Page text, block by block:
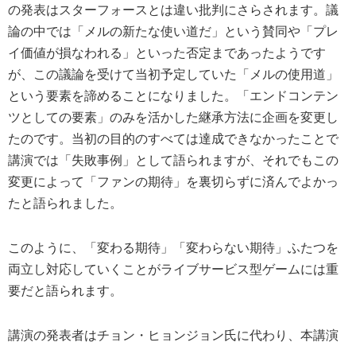
の発表はスターフォースとは違い批判にさらされます。議
論の中では「メルの新たな使い道だ」という賛同や「プレ
イ価値が損なわれる」といった否定まであったようです
が、この議論を受けて当初予定していた「メルの使用道」
という要素を諦めることになりました。「エンドコンテン
ツとしての要素」のみを活かした継承方法に企画を変更し
たのです。当初の目的のすべては達成できなかったことで
講演では「失敗事例」として語られますが、それでもこの
変更によって「ファンの期待」を裏切らずに済んでよかっ
たと語られました。
このように、「変わる期待」「変わらない期待」ふたつを
両立し対応していくことがライブサービス型ゲームには重
要だと語られます。
講演の発表者はチョン・ヒョンジョン氏に代わり、本講演